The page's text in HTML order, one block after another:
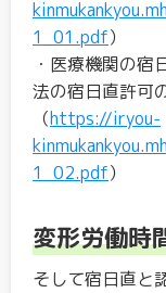
1_01.pdf）
・医療機関の宿
法の宿日直許可
（https://iryou-
1_02.pdf）
変形労働時
そして宿日直と